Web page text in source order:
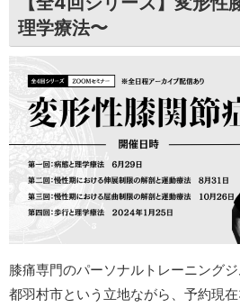
理学療法〜
膝痛専門のパーソナルトレーニング
都羽村市という立地ながら、予約現